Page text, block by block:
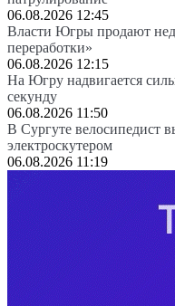
06.08.2026 12:45
Власти Югры продают
переработки»
06.08.2026 12:15
На Югру надвигается
секунду
06.08.2026 11:50
В Сургуте велосипедист
электроскутером
06.08.2026 11:19